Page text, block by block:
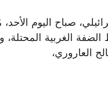
صباح اليوم
الغربية
العاروري،